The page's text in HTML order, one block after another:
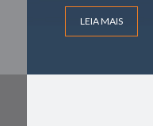
LEIA MAIS